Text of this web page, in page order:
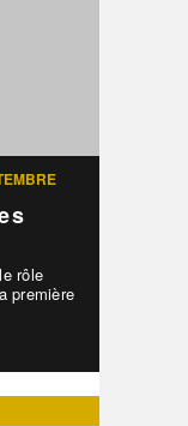
rôle
première